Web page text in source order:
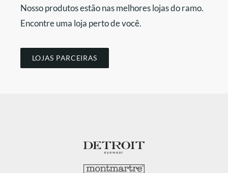
Nosso produtos estão nas melhores lojas do ramo.
Encontre uma loja perto de você.
LOJAS PARCEIRAS